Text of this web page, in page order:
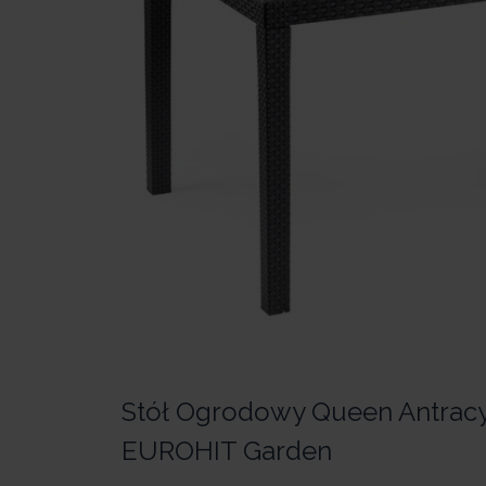
Stół Ogrodowy Queen
EUROHIT Garden